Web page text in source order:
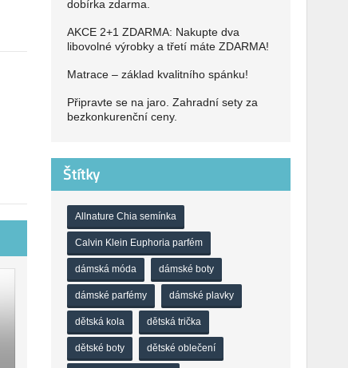
dobírka zdarma.
AKCE 2+1 ZDARMA: Nakupte dva
libovolné výrobky a třetí máte ZDARMA!
Matrace – základ kvalitního spánku!
Připravte se na jaro. Zahradní sety za
bezkonkurenční ceny.
Štítky
Allnature Chia semínka
Calvin Klein Euphoria parfém
dámská móda dámské boty
dámské parfémy dámské plavky
dětská kola dětská trička
dětské boty dětské oblečení